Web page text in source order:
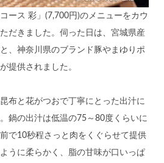
ース 彩」(7,700円)のメニューをカウ
だきました。伺った日は、宮城県産
、神奈川県のブランド豚やまゆりポ
提供されました。
布と花がつおで丁寧にとった出汁に
鍋の出汁は低温の75～80度くらいに
で10秒程さっと肉をくぐらせて提供
うに柔らかく、脂の甘味が口いっぱ